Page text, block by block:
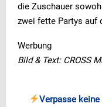
die Zuschauer
zwei fette Partys auf
Werbung
Bild & Text: CROSS
Verpasse keine